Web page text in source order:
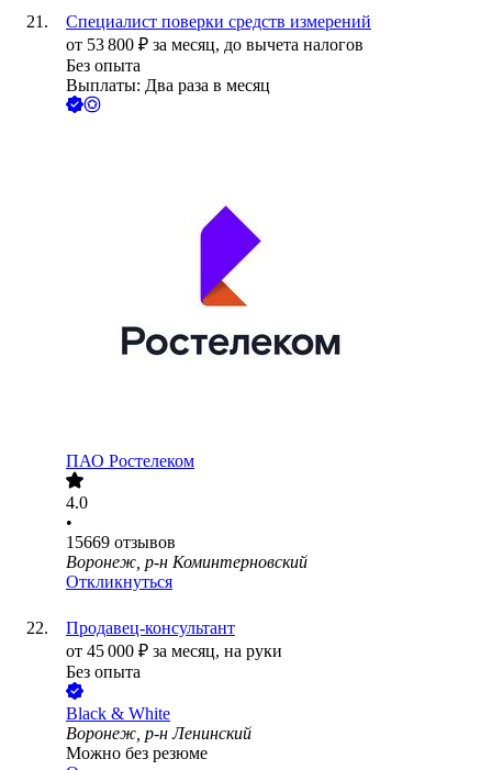
Специалист поверки средств измерений
от 53 800 ₽ за месяц, до вычета налогов
Без опыта
Выплаты: Два раза в месяц
ПАО Ростелеком
4.0
•
15669 отзывов
Воронеж, р-н Коминтерновский
Откликнуться
Продавец-консультант
от 45 000 ₽ за месяц, на руки
Без опыта
Black & White
Воронеж, р-н Ленинский
Можно без резюме